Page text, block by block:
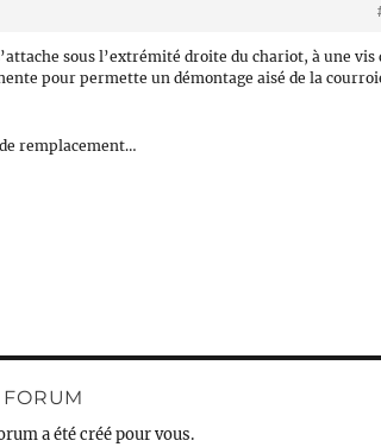
sous l’extrémité droite du chariot, à une vis
pour permette un démontage aisé de la
remplacement…
a été créé pour vous.